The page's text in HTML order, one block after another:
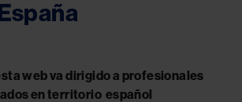
web va dirigido a profesionales
en territorio español